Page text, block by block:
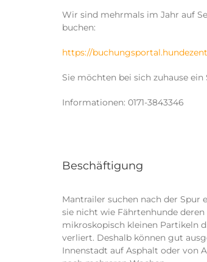
Wir sind mehrmals im Jahr auf
buchen:
https://
Sie möchten bei sich zuhause
Informationen: 0171-3843346
Beschäftigung
Mantrailer suchen nach der Spur
sie nicht wie Fährtenhunde
mikroskopisch kleinen Partikeln
verliert. Deshalb können gut
Innenstadt auf Asphalt oder von